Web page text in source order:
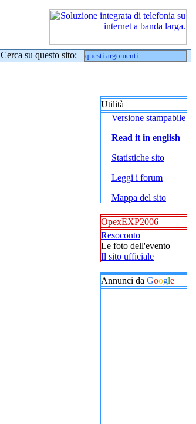
Cerca su questo sito:
Utilità
Versione stampabile
Read it in english
Statistiche sito
Leggi i forum
Mappa del sito
OpexEXP2006
Resoconto
Le foto dell'evento
Il sito ufficiale
Annunci da Google